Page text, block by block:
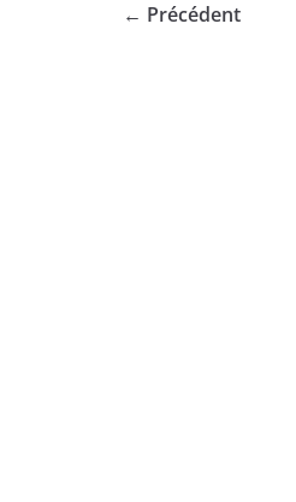
← Précédent